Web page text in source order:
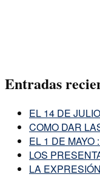
Entradas
EL 14 DE
COMO DAR
EL 1 DE MAYO
LOS
LA